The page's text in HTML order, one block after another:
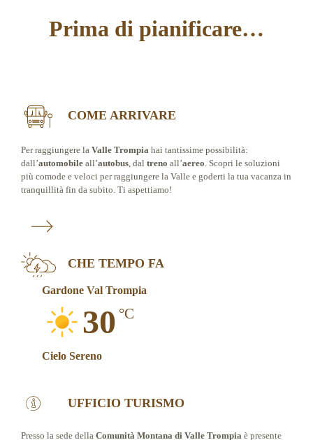
Prima di pianificare…
COME ARRIVARE
Per raggiungere la Valle Trompiahai tantissime possibilità:
dall’automobileall’autobus, dal treno all’aereo. Scopri le soluzioni
più comode e veloci per raggiungere la Valle e goderti la tua vacanza in
tranquillità fin da subito. Ti aspettiamo!
CHE TEMPO FA
Gardone Val Trompia
30 °C
Cielo Sereno
UFFICIO TURISMO
Presso la sede della Comunità Montana di Valle Trompiaè presente